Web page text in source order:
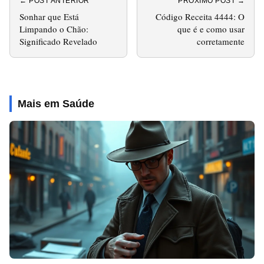
Sonhar que Está
Limpando o Chão:
Significado Revelado
Código Receita 4444: O
que é e como usar
corretamente
Mais em Saúde